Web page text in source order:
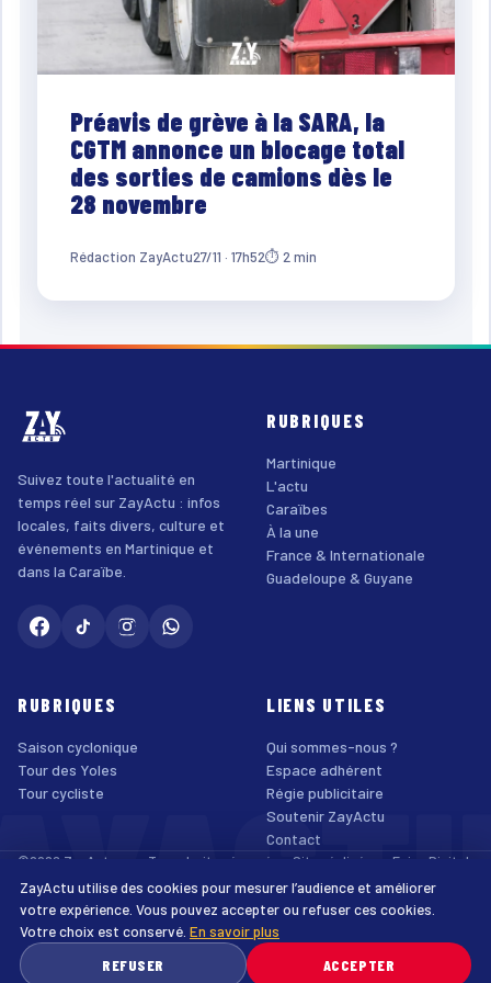
Préavis de grève à la SARA, la
CGTM annonce un blocage total
des sorties de camions dès le
28 novembre
Rédaction ZayActu27/11 · 17h52⏱ 2 min
Suivez toute l'actualité en
temps réel sur ZayActu : infos
locales, faits divers, culture et
événements en Martinique et
dans la Caraïbe.
RUBRIQUES
Martinique
L'actu
Caraïbes
À la une
France & Internationale
Guadeloupe & Guyane
RUBRIQUES
Saison cyclonique
Tour des Yoles
Tour cycliste
LIENS UTILES
Qui sommes-nous ?
Espace adhérent
Régie publicitaire
Soutenir ZayActu
Contact
©2026 ZayActu.org. Tous droits réservés. · Site réalisé par Enjoy Digital
Agency
Mentions légales
Confidentialité Cookies Accessibilité
ZayActu utilise des cookies pour mesurer l’audience et améliorer
votre expérience. Vous pouvez accepter ou refuser ces cookies.
Votre choix est conservé. En savoir plus
REFUSER
ACCEPTER